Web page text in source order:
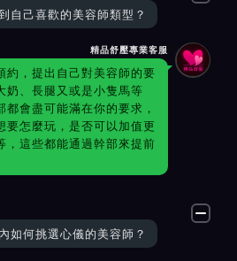
自己喜歡的美容師類型？
精品舒壓專業客服
約，提出自己對美容師的要
奶、長腿又或是小隻馬等
都會盡可能滿在你的要求，
要怎麼玩，是否可以加值更
，這些都能通過幹部來提前
如何挑選心儀的美容師？